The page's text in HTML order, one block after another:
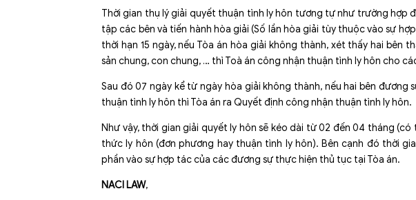
Thời gian thụ lý giải quyết thuận tình ly hôn tương tự như trường hợp
tập các bên và tiến hành hòa giải (Số lần hòa giải tùy thuộc vào sự
thời hạn 15 ngày, nếu Tòa án hòa giải không thành, xét thấy hai bên
sản chung, con chung, … thì Toà án công nhận thuận tình ly hôn cho
Sau đó 07 ngày kể từ ngày hòa giải không thành, nếu hai bên đương
thuận tình ly hôn thì Tòa án ra Quyết định công nhận thuận tình ly hôn.
Như vậy, thời gian giải quyết ly hôn sẽ kéo dài từ 02 đến 04 tháng
thức ly hôn (đơn phương hay thuận tình ly hôn). Bên cạnh đó thời
phần vào sự hợp tác của các đương sự thực hiện thủ tục tại Tòa án.
NACI LAW,